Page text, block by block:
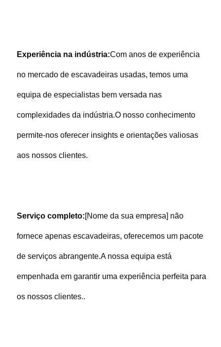
Experiência na indústria:Com anos de experiência
no mercado de escavadeiras usadas, temos uma
equipa de especialistas bem versada nas
complexidades da indústria.O nosso conhecimento
permite-nos oferecer insights e orientações valiosas
aos nossos clientes.
Serviço completo:[Nome da sua empresa] não
fornece apenas escavadeiras, oferecemos um pacote
de serviços abrangente.A nossa equipa está
empenhada em garantir uma experiência perfeita para
os nossos clientes..